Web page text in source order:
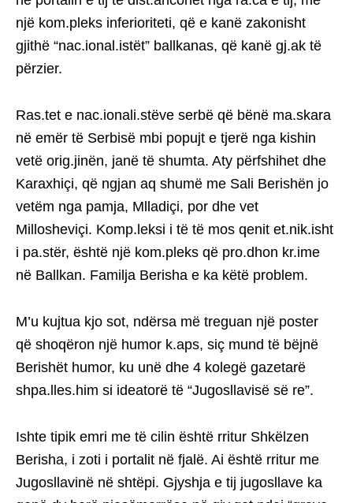
një kom.pleks inferioriteti, që e kanë zakonisht
gjithë “nac.ional.istët” ballkanas, që kanë gj.ak të
përzier.
Ras.tet e nac.ionali.stëve serbë që bënë ma.skara
në emër të Serbisë mbi popujt e tjerë nga kishin
vetë orig.jinën, janë të shumta. Aty përfshihet dhe
Karaxhiçi, që ngjan aq shumë me Sali Berishën jo
vetëm nga pamja, Mlladiçi, por dhe vet
Millosheviçi. Komp.leksi i të të mos qenit et.nik.isht
i pa.stër, është një kom.pleks që pro.dhon kr.ime
në Ballkan. Familja Berisha e ka këtë problem.
M’u kujtua kjo sot, ndërsa më treguan një poster
që shoqëron një humor k.aps, siç mund të bëjnë
Berishët humor, ku unë dhe 4 kolegë gazetarë
shpa.lles.him si ideatorë të “Jugosllavisë së re”.
Ishte tipik emri me të cilin është rritur Shkëlzen
Berisha, i zoti i portalit në fjalë. Ai është rritur me
Jugosllavinë në shtëpi. Gjyshja e tij jugosllave ka